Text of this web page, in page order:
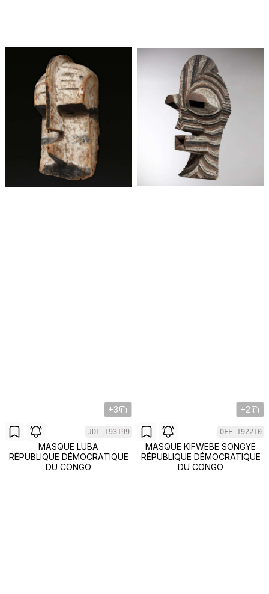
+3
JDL-193199
MASQUE LUBA
RÉPUBLIQUE DÉMOCRATIQUE
DU CONGO
+2
OFE-192210
MASQUE KIFWEBE SONGYE
RÉPUBLIQUE DÉMOCRATIQUE
DU CONGO